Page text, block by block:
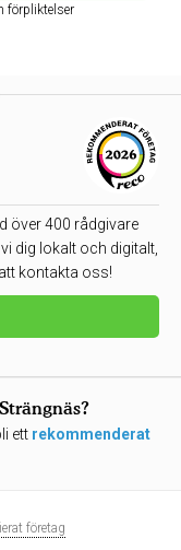
förpliktelser
över 400 rådgivare
dig lokalt och digitalt,
kontakta oss!
ett rekommenderat
företag